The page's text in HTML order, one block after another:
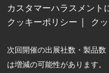
カスタマーハラスメント
クッキーポリシー
ク
次回開催の出展社数・製品
は増減の可能性があります。